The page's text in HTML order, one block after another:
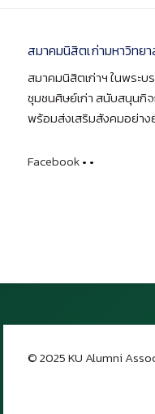
สมาคมนิสิตเก่ามหาวิทย
สมาคมนิสิตเก่าฯ ในพระ
ชุมชนศิษย์เก่า สนับสนุนกิ
พร้อมส่งเสริมสังคมอย่าง
Facebook• •
© 2025 KU Alumni